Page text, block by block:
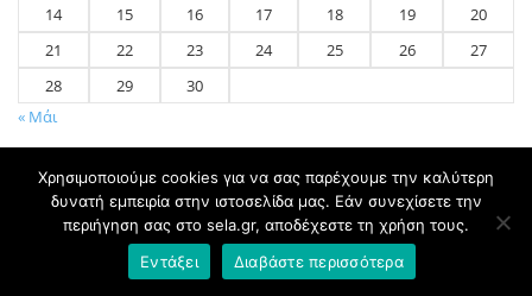
14
15 16 17 18 19
20
21
22 23 24 25 26
27
28
29
30
« Μάι
© 2020 sela.gr - Created & Developed byFlipside Digital Media
Πολιτική Δεδομένων|Πολιτική Cookies
Χρησιμοποιούμε cookies για να σας παρέχουμε την καλύτερη
δυνατή εμπειρία στην ιστοσελίδα μας. Εάν συνεχίσετε την
περιήγηση σας στο sela.gr, αποδέχεστε τη χρήση τους.
Εντάξει
Διαβάστε περισσότερα